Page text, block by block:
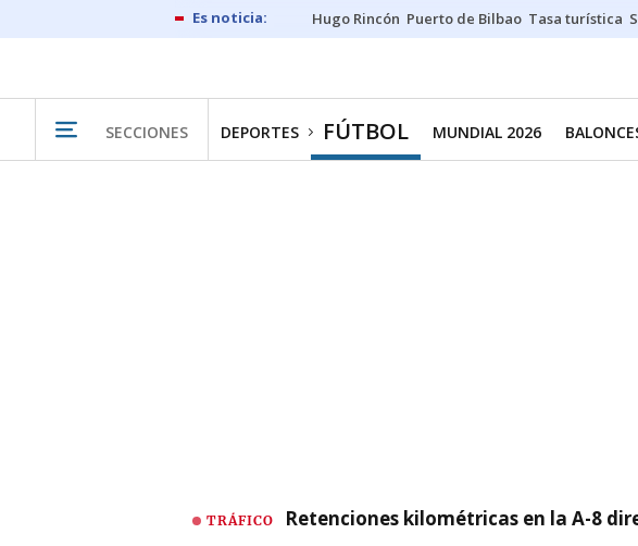
Hugo Rincón Puerto de Bilbao Tasa turística
SECCIONES DEPORTES FÚTBOL MUNDIAL 2026
TRÁFICO Retenciones kilométricas en la A-8